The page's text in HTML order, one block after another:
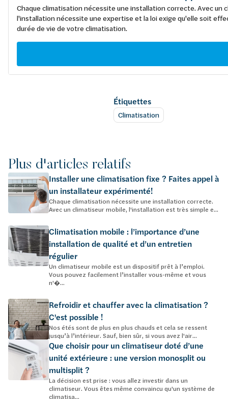
Chaque climatisation nécessite une installation correcte. Avec
l'installation nécessite une expertise et la loi exige qu'elle soit
durée de vie de votre climatisation.
Étiquettes
Climatisation
Plus d'articles relatifs
Installer une climatisation fixe ? Faites appel à
un installateur expérimenté!
Chaque climatisation nécessite une installation correcte.
Avec un climatiseur mobile, l'installation est très simple e...
Climatisation mobile : l’importance d’une
installation de qualité et d’un entretien
régulier
Un climatiseur mobile est un dispositif prêt à l’emploi.
Vous pouvez facilement l’installer vous-même et vous
n'�...
Refroidir et chauffer avec la climatisation ?
C'est possible !
Nos étés sont de plus en plus chauds et cela se ressent
jusqu’à l’intérieur. Sauf, bien sûr, si vous avez l'air...
Que choisir pour un climatiseur doté d’une
unité extérieure : une version monosplit ou
multisplit ?
La décision est prise : vous allez investir dans un
climatiseur. Vous êtes même convaincu qu'un système de
climatisa...